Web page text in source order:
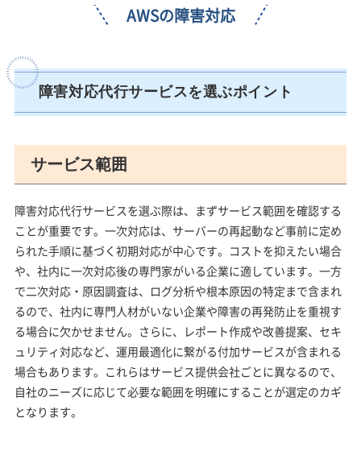
AWSの障害対応
障害対応代行サービスを選ぶポイント
サービス範囲
障害対応代行サービスを選ぶ際は、まずサービス範囲を確認する
ことが重要です。一次対応は、サーバーの再起動など事前に定め
られた手順に基づく初期対応が中心です。コストを抑えたい場合
や、社内に一次対応後の専門家がいる企業に適しています。一方
で二次対応・原因調査は、ログ分析や根本原因の特定まで含まれ
るので、社内に専門人材がいない企業や障害の再発防止を重視す
る場合に欠かせません。さらに、レポート作成や改善提案、セキ
ュリティ対応など、運用最適化に繋がる付加サービスが含まれる
場合もあります。これらはサービス提供会社ごとに異なるので、
自社のニーズに応じて必要な範囲を明確にすることが選定のカギ
となります。